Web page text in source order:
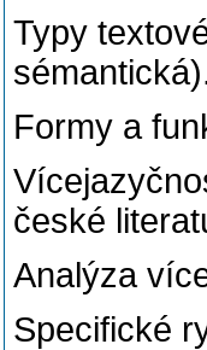
Typy
Formy a
české
Analýza
Specifické